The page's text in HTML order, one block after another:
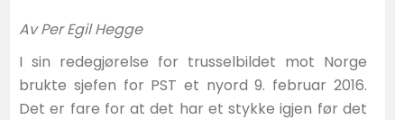
Av Per Egil Hegge
I sin redegjørelse for trusselbildet mot Norge
brukte sjefen for PST et nyord 9. februar 2016.
Det er fare for at det har et stykke igjen før det